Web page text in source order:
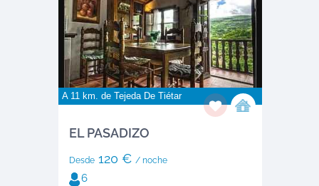
A 11 km. de Tejeda De Tiétar
EL PASADIZO
Desde120 € / noche
6